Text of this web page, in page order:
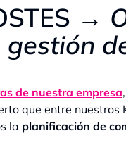
→
de nuestra empresa
que entre nuestros
la planificación de